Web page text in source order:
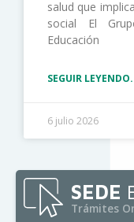
salud que
social El
Educación
SEGUIR
6 julio 2026
SEDE
Trámites